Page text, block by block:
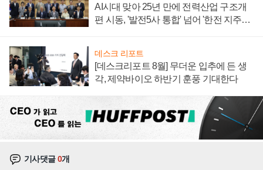
AI시대 맞아 25년 만에 전력산업 구조개
편 시동, '발전5사 통합' 넘어 '한전 지주사'
데스크 리포트
[데스크리포트 8월] 무더운 입추에 든 생
각, 제약바이오 하반기 훈풍 기대한다
기사댓글0개